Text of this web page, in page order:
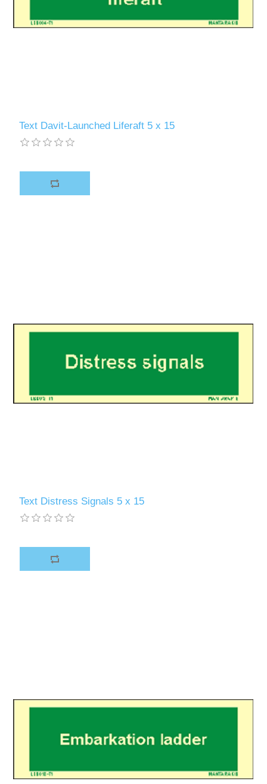
Text Davit-Launched Liferaft 5 x 15
Text Distress Signals 5 x 15